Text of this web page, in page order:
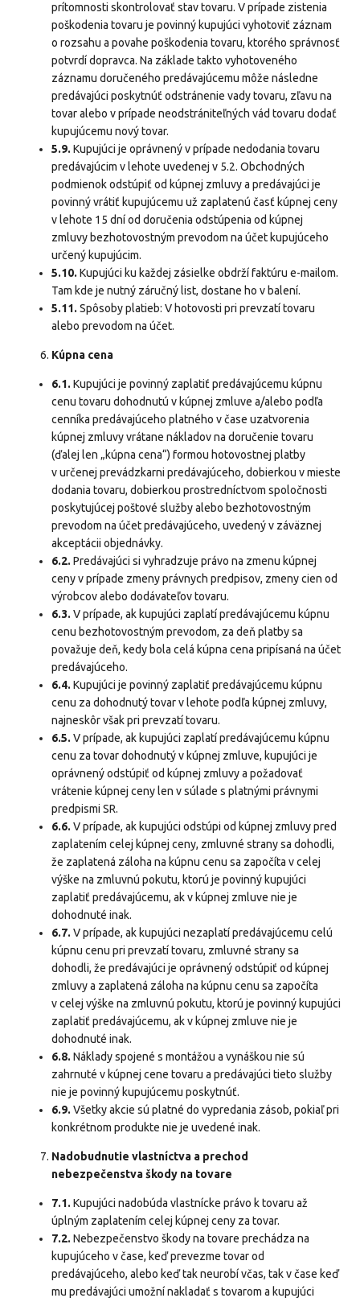
prítomnosti skontrolovať stav tovaru. V prípade zistenia
poškodenia tovaru je povinný kupujúci vyhotoviť záznam
o rozsahu a povahe poškodenia tovaru, ktorého správnosť
potvrdí dopravca. Na základe takto vyhotoveného
záznamu doručeného predávajúcemu môže následne
predávajúci poskytnúť odstránenie vady tovaru, zľavu na
tovar alebo v prípade neodstrániteľných vád tovaru dodať
kupujúcemu nový tovar.
5.9. Kupujúci je oprávnený v prípade nedodania tovaru
predávajúcim v lehote uvedenej v 5.2. Obchodných
podmienok odstúpiť od kúpnej zmluvy a predávajúci je
povinný vrátiť kupujúcemu už zaplatenú časť kúpnej ceny
v lehote 15 dní od doručenia odstúpenia od kúpnej
zmluvy bezhotovostným prevodom na účet kupujúceho
určený kupujúcim.
5.10. Kupujúci ku každej zásielke obdrží faktúru e-mailom.
Tam kde je nutný záručný list, dostane ho v balení.
5.11. Spôsoby platieb: V hotovosti pri prevzatí tovaru
alebo prevodom na účet.
Kúpna cena
6.1. Kupujúci je povinný zaplatiť predávajúcemu kúpnu
cenu tovaru dohodnutú v kúpnej zmluve a/alebo podľa
cenníka predávajúceho platného v čase uzatvorenia
kúpnej zmluvy vrátane nákladov na doručenie tovaru
(ďalej len „kúpna cena“) formou hotovostnej platby
v určenej prevádzkarni predávajúceho, dobierkou v mieste
dodania tovaru, dobierkou prostredníctvom spoločnosti
poskytujúcej poštové služby alebo bezhotovostným
prevodom na účet predávajúceho, uvedený v záväznej
akceptácii objednávky.
6.2. Predávajúci si vyhradzuje právo na zmenu kúpnej
ceny v prípade zmeny právnych predpisov, zmeny cien od
výrobcov alebo dodávateľov tovaru.
6.3. V prípade, ak kupujúci zaplatí predávajúcemu kúpnu
cenu bezhotovostným prevodom, za deň platby sa
považuje deň, kedy bola celá kúpna cena pripísaná na účet
predávajúceho.
6.4. Kupujúci je povinný zaplatiť predávajúcemu kúpnu
cenu za dohodnutý tovar v lehote podľa kúpnej zmluvy,
najneskôr však pri prevzatí tovaru.
6.5. V prípade, ak kupujúci zaplatí predávajúcemu kúpnu
cenu za tovar dohodnutý v kúpnej zmluve, kupujúci je
oprávnený odstúpiť od kúpnej zmluvy a požadovať
vrátenie kúpnej ceny len v súlade s platnými právnymi
predpismi SR.
6.6. V prípade, ak kupujúci odstúpi od kúpnej zmluvy pred
zaplatením celej kúpnej ceny, zmluvné strany sa dohodli,
že zaplatená záloha na kúpnu cenu sa započíta v celej
výške na zmluvnú pokutu, ktorú je povinný kupujúci
zaplatiť predávajúcemu, ak v kúpnej zmluve nie je
dohodnuté inak.
6.7. V prípade, ak kupujúci nezaplatí predávajúcemu celú
kúpnu cenu pri prevzatí tovaru, zmluvné strany sa
dohodli, že predávajúci je oprávnený odstúpiť od kúpnej
zmluvy a zaplatená záloha na kúpnu cenu sa započíta
v celej výške na zmluvnú pokutu, ktorú je povinný kupujúci
zaplatiť predávajúcemu, ak v kúpnej zmluve nie je
dohodnuté inak.
6.8. Náklady spojené s montážou a vynáškou nie sú
zahrnuté v kúpnej cene tovaru a predávajúci tieto služby
nie je povinný kupujúcemu poskytnúť.
6.9. Všetky akcie sú platné do vypredania zásob, pokiaľ pri
konkrétnom produkte nie je uvedené inak.
Nadobudnutie vlastníctva a prechod
nebezpečenstva škody na tovare
7.1. Kupujúci nadobúda vlastnícke právo k tovaru až
úplným zaplatením celej kúpnej ceny za tovar.
7.2. Nebezpečenstvo škody na tovare prechádza na
kupujúceho v čase, keď prevezme tovar od
predávajúceho, alebo keď tak neurobí včas, tak v čase keď
mu predávajúci umožní nakladať s tovarom a kupujúci